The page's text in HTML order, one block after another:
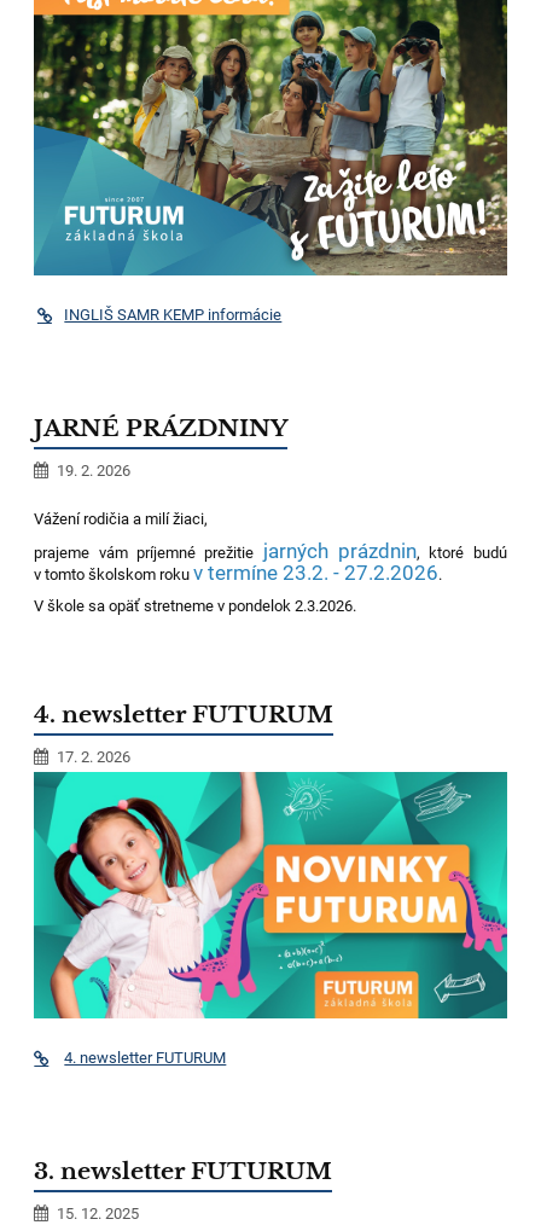
INGLIŠ SAMR KEMP informácie
JARNÉ PRÁZDNINY
19. 2. 2026
Vážení rodičia a milí žiaci,
prajeme vám príjemné prežitie jarných prázdnin, ktoré budú
v tomto školskom rokuv termíne 23.2. - 27.2.2026.
V škole sa opäť stretneme v pondelok 2.3.2026.
4. newsletter FUTURUM
17. 2. 2026
4. newsletter FUTURUM
3. newsletter FUTURUM
15. 12. 2025